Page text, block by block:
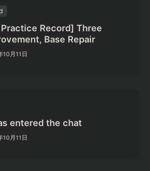
Record] Three
Base Repair
10月11日
entered the chat
月11日